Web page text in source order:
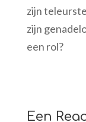
zijn
zijn
een rol?
Een